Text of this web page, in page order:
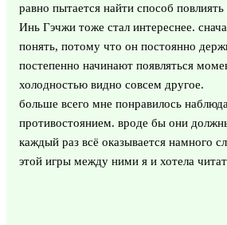
равно пытается найти способ
Инь Гэчжи тоже стал интереснее.
понять, потому что он постоянно
постепенно начинают появляться
холодностью видно совсем другое.
больше всего мне понравилось
противостоянием. вроде бы они
каждый раз всё оказывается намного
этой игры между ними я и хотела